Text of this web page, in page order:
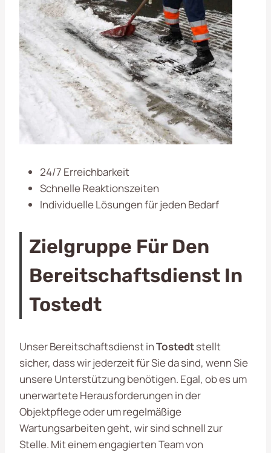
24/7 Erreichbarkeit
Schnelle Reaktionszeiten
Individuelle Lösungen für jeden Bedarf
Zielgruppe Für Den
Bereitschaftsdienst In
Tostedt
Unser Bereitschaftsdienst inTostedtstellt
sicher, dass wir jederzeit für Sie da sind, wenn Sie
unsere Unterstützung benötigen. Egal, ob es um
unerwartete Herausforderungen in der
Objektpflege oder um regelmäßige
Wartungsarbeiten geht, wir sind schnell zur
Stelle. Mit einem engagierten Team von